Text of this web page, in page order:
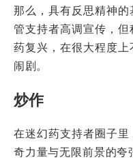
那么，具有反思精神
管支持者高调宣传，
药复兴，在很大程度
闹剧。
炒作
在迷幻药支持者圈子
奇力量与无限前景的夸